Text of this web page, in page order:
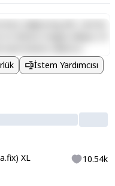
adipiscing elit, sed do
Duis aute irure
esse cillum dolore eu
cupidatat non
mollit anim id est
İstem Yardımcısı
XL 10.54k